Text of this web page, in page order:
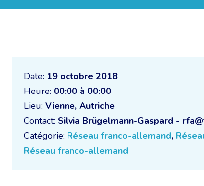
Date: 19 octobre 2018
Heure: 00:00 à 00:00
Lieu: Vienne, Autriche
Contact: Silvia Brügelmann-Gaspard -
Catégorie: Réseau franco-allemand,
Réseau franco-allemand